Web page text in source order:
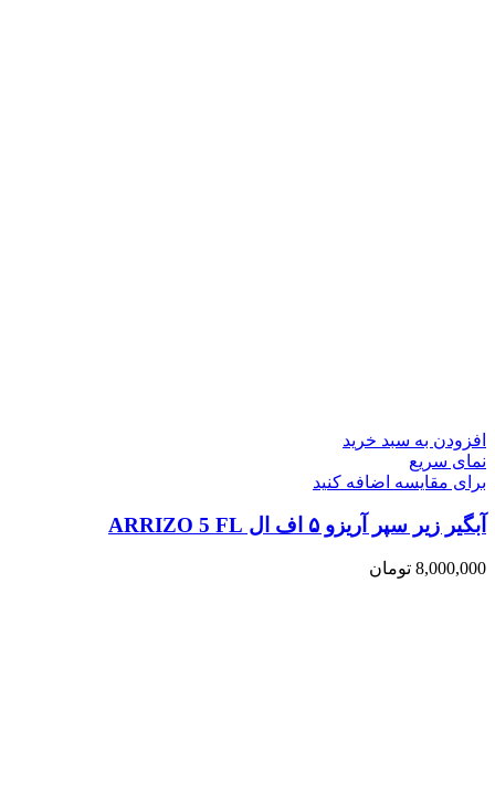
افزودن به سبد خرید
نمای سریع
برای مقایسه اضافه کنید
آبگیر زیر سپر آریزو ۵ اف ال ARRIZO 5 FL
8,000,000 تومان